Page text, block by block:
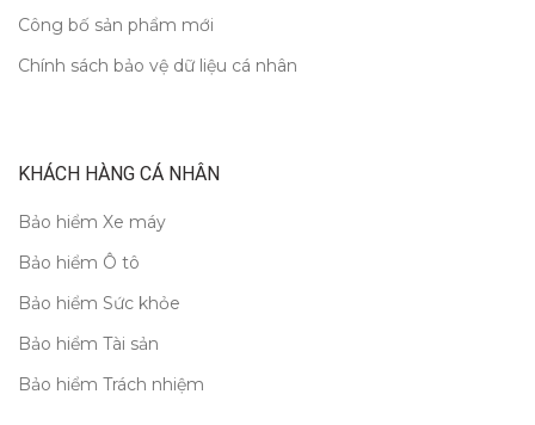
Công bố sản phẩm mới
Chính sách bảo vệ dữ liệu cá nhân
KHÁCH HÀNG CÁ NHÂN
Bảo hiểm Xe máy
Bảo hiểm Ô tô
Bảo hiểm Sức khỏe
Bảo hiểm Tài sản
Bảo hiểm Trách nhiệm